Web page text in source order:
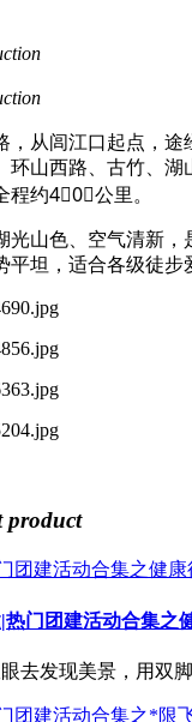
，从闾江口起点，途
环山西路、古竹、湖
程约4⃣️0⃣️公里。
光山色、空气清新，
平坦，适合各级徒步
product
热门团建活动合集之
去发现美景，用双脚